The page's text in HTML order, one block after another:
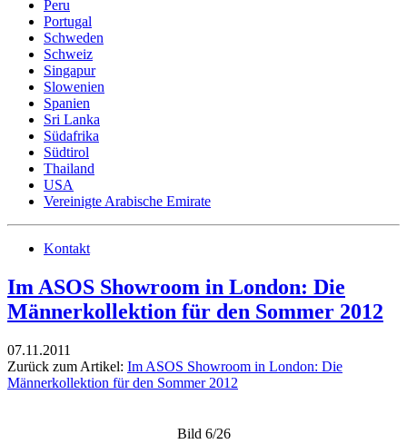
Peru
Portugal
Schweden
Schweiz
Singapur
Slowenien
Spanien
Sri Lanka
Südafrika
Südtirol
Thailand
USA
Vereinigte Arabische Emirate
Kontakt
Im ASOS Showroom in London: Die
Männerkollektion für den Sommer 2012
07.11.2011
Zurück zum Artikel: Im ASOS Showroom in London: Die
Männerkollektion für den Sommer 2012
Bild 6/26